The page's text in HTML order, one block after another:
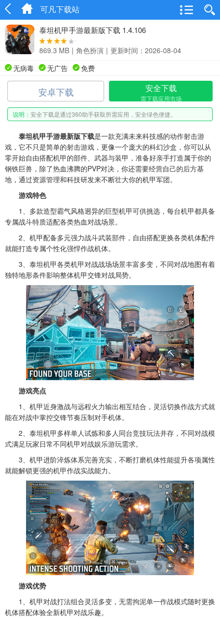
可凡下载站
泰坦机甲手游最新版下载 1.4.106
869.3 MB | 角色扮演 | 更新时间：2026-08-04
无病毒
无广告 免费
安卓下载 安全下载
需下载应用市场
说明： 安全下载是通过360助手获取所需应用，安全绿色便捷。
泰坦机甲手游最新版下载是一款充满未来科技感的动作射击游
戏，它不只是简单的射击游戏，更像一个庞大的科幻沙盒，你可以从
零开始自由搭配机甲的部件、武器与装甲，准备好亲手打造属于你的
钢铁巨兽，除了热血沸腾的PVP对决，你还需要经营自己的后方基
地，通过资源管理和科技研发来不断壮大你的机甲军团。
游戏特色
1、多款造型霸气风格迥异的巨型机甲可供挑选，每台机甲都具备
专属战斗特质适配各类热血对战场景。
2、机甲配备多元强力战斗武装部件，自由搭配更换各类机体配件
就能打造专属个性化强悍作战机体。
3、泰坦机甲各类机甲对战战场场景丰富多变，不同对战地图有着
独特地形条件影响整体机甲交锋对战局势。
游戏亮点
1、机甲近身激战与远程火力输出相互结合，灵活切换作战方式就
能在对战中掌控交锋节奏压制对手机体。
2、泰坦机甲多样单人试炼和多人同台竞技玩法并存，不同对战模
式满足玩家日常不同机甲对战娱乐游玩需求。
3、机甲进阶淬炼体系完善充实，不断打磨机体性能提升各项属性
就能解锁更强的机甲作战实战能力。
游戏优势
1、机甲对战打法组合灵活多变，无需拘泥单一作战模式随时更换
机体搭配体验全新机甲对战乐趣。